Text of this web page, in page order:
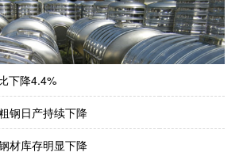
下降4.4%
钢日产持续下降
材库存明显下降